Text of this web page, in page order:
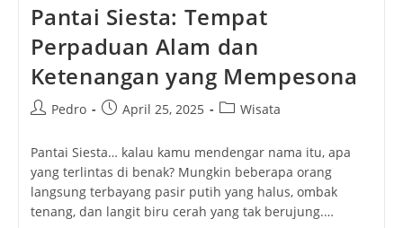
Pantai Siesta: Tempat
Perpaduan Alam dan
Ketenangan yang Mempesona
PostPedro
PostApril 25, 2025
PostWisata
Pantai Siesta… kalau kamu mendengar nama itu, apa
yang terlintas di benak? Mungkin beberapa orang
langsung terbayang pasir putih yang halus, ombak
tenang, dan langit biru cerah yang tak berujung.…